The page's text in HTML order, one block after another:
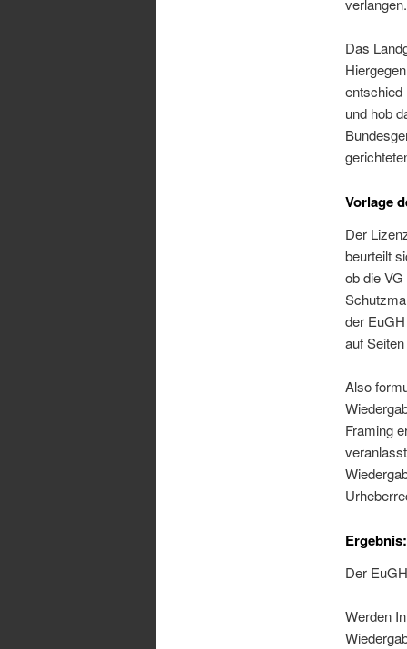
verlangen.
Das
und hob
Vorlage
Der
beurteilt
ob die
der
auf
Also
Framing
Der
Werden